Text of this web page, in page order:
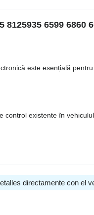
6599 6860
este esențială
control existente în
directamente con el